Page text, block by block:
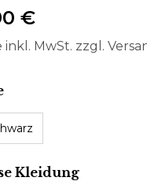
€
inkl. MwSt. zzgl.
auswählen
Kleidungauswählen